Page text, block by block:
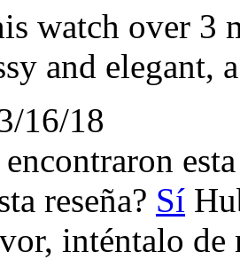
watch over 3
and elegant,
16/18
reseña? Sí
inténtalo de